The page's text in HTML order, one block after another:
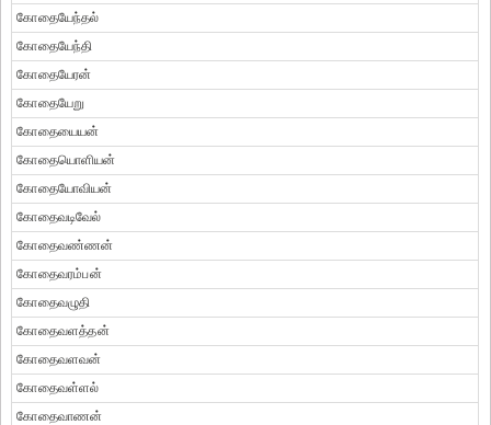
கோதையேந்தல்
கோதையேந்தி
கோதையேரன்
கோதையேறு
கோதையையன்
கோதையொளியன்
கோதையோவியன்
கோதைவடிவேல்
கோதைவண்ணன்
கோதைவரம்பன்
கோதைவழுதி
கோதைவளத்தன்
கோதைவளவன்
கோதைவள்ளல்
கோதைவாணன்